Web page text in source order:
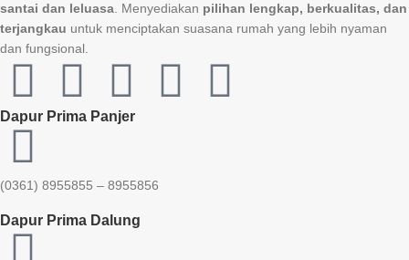
santai dan leluasa. Menyediakan pilihan lengkap, berkualitas, dan
terjangkau untuk menciptakan suasana rumah yang lebih nyaman
dan fungsional.
Dapur Prima Panjer
(0361) 8955855 – 8955856​
Dapur Prima Dalung